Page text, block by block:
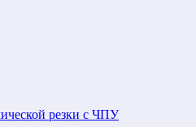
резки с ЧПУ